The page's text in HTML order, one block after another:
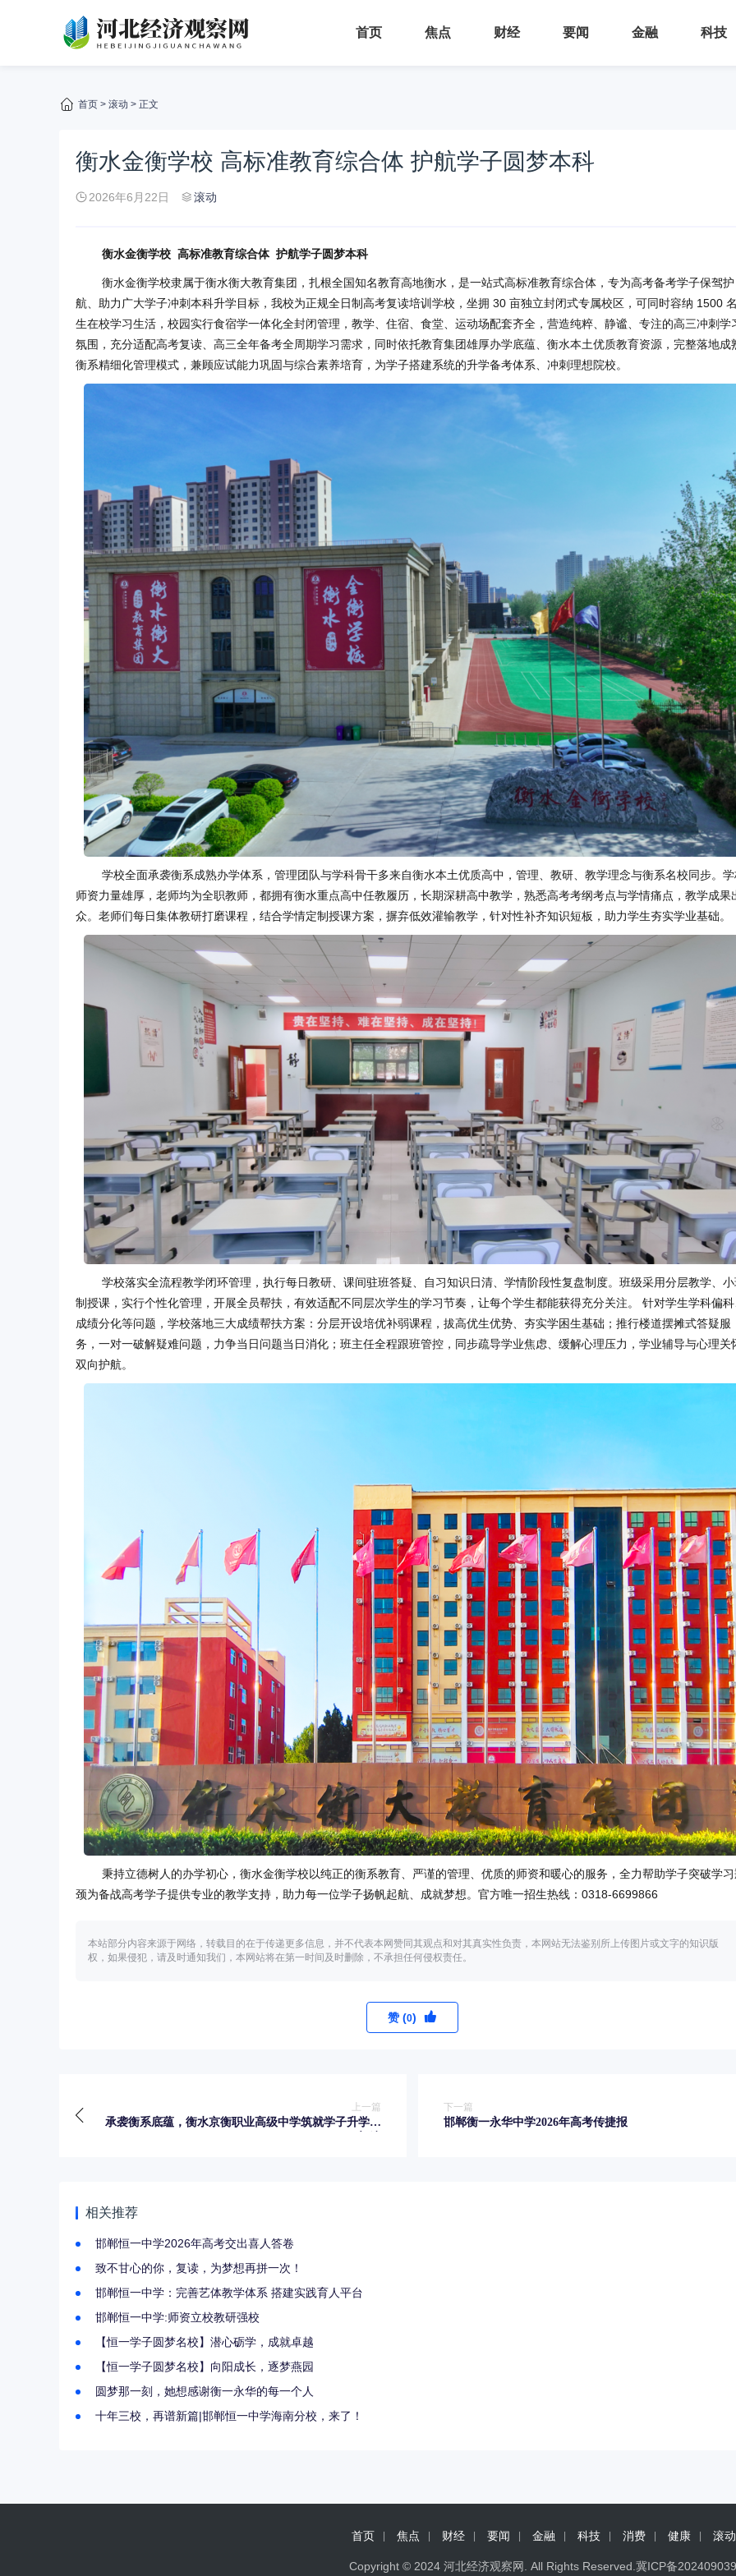
首页 焦点 财经 要闻 金融 科技
首页 > 滚动 > 正文
衡水金衡学校 高标准教育综合体 护航学子圆梦本科
2026年6月22日 滚动
衡水金衡学校 高标准教育综合体 护航学子圆梦本科
衡水金衡学校隶属于衡水衡大教育集团，扎根全国知名教育高地衡水，是一站式高标准教育综合体，专为高考备考学子保驾护
航、助力广大学子冲刺本科升学目标，我校为正规全日制高考复读培训学校，坐拥 30 亩独立封闭式专属校区，可同时容纳 1500
生在校学习生活，校园实行食宿学一体化全封闭管理，教学、住宿、食堂、运动场配套齐全，营造纯粹、静谧、专注的高三冲刺学
氛围，充分适配高考复读、高三全年备考全周期学习需求，同时依托教育集团雄厚办学底蕴、衡水本土优质教育资源，完整落地成
衡系精细化管理模式，兼顾应试能力巩固与综合素养培育，为学子搭建系统的升学备考体系、冲刺理想院校。
学校全面承袭衡系成熟办学体系，管理团队与学科骨干多来自衡水本土优质高中，管理、教研、教学理念与衡系名校同步。
师资力量雄厚，老师均为全职教师，都拥有衡水重点高中任教履历，长期深耕高中教学，熟悉高考考纲考点与学情痛点，教学成果
众。老师们每日集体教研打磨课程，结合学情定制授课方案，摒弃低效灌输教学，针对性补齐知识短板，助力学生夯实学业基础。
学校落实全流程教学闭环管理，执行每日教研、课间驻班答疑、自习知识日清、学情阶段性复盘制度。班级采用分层教学、
制授课，实行个性化管理，开展全员帮扶，有效适配不同层次学生的学习节奏，让每个学生都能获得充分关注。 针对学生学科偏
成绩分化等问题，学校落地三大成绩帮扶方案：分层开设培优补弱课程，拔高优生优势、夯实学困生基础；推行楼道摆摊式答疑服
务，一对一破解疑难问题，力争当日问题当日消化；班主任全程跟班管控，同步疏导学业焦虑、缓解心理压力，学业辅导与心理关
双向护航。
秉持立德树人的办学初心，衡水金衡学校以纯正的衡系教育、严谨的管理、优质的师资和暖心的服务，全力帮助学子突破学
颈为备战高考学子提供专业的教学支持，助力每一位学子扬帆起航、成就梦想。官方唯一招生热线：0318-6699866
本站部分内容来源于网络，转载目的在于传递更多信息，并不代表本网赞同其观点和对其真实性负责，本网站无法鉴别所上传图片或文字的知识版
权，如果侵犯，请及时通知我们，本网站将在第一时间及时删除，不承担任何侵权责任。
赞 (0)
上一篇
承袭衡系底蕴，衡水京衡职业高级中学筑就学子升学新
下一篇
邯郸衡一永华中学2026年高考传捷报
相关推荐
邯郸恒一中学2026年高考交出喜人答卷
致不甘心的你，复读，为梦想再拼一次！
邯郸恒一中学：完善艺体教学体系 搭建实践育人平台
邯郸恒一中学:师资立校教研强校
【恒一学子圆梦名校】潜心砺学，成就卓越
【恒一学子圆梦名校】向阳成长，逐梦燕园
圆梦那一刻，她想感谢衡一永华的每一个人
十年三校，再谱新篇|邯郸恒一中学海南分校，来了！
首页 焦点 财经 要闻 金融 科技 消费 健康 滚动
Copyright © 2024 河北经济观察网 . All Rights Reserved. 冀ICP备